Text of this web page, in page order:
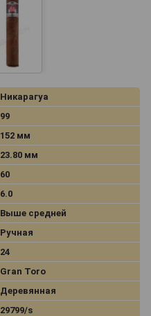
Никарагуа
99
152 мм
23.80 мм
60
6.0
Выше средней
Ручная
24
Gran Toro
Деревянная
29799/s